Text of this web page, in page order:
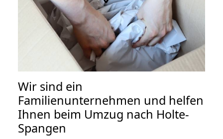
Wir sind ein
Familienunternehmen und helfen
Ihnen beim Umzug nach Holte-
Spangen